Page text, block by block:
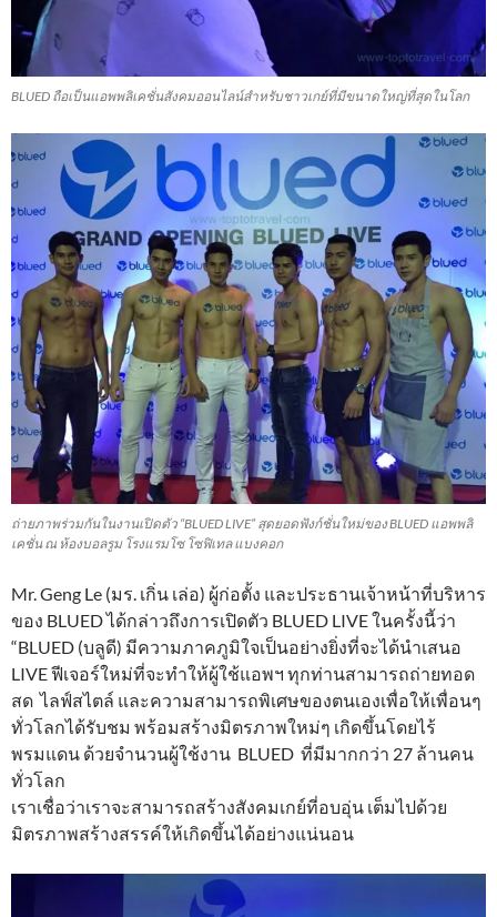
BLUED ถือเป็นแอพพลิเคชั่นสังคมออนไลน์สำหรับชาวเกย์ที่มีขนาดใหญ่ที่สุดในโลก
ถ่ายภาพร่วมกันในงานเปิดตัว “BLUED LIVE” สุดยอดฟังก์ชั่นใหม่ของ BLUED แอพพลิ
เคชั่น ณ ห้องบอลรูม โรงแรมโซ โซฟิเทล แบงคอก
Mr. Geng Le (มร. เกิ่น เล่อ) ผู้ก่อตั้ง และประธานเจ้าหน้าที่บริหาร
ของ BLUED ได้กล่าวถึงการเปิดตัว BLUED LIVE ในครั้งนี้ว่า
“BLUED (บลูดี) มีความภาคภูมิใจเป็นอย่างยิ่งที่จะได้นำเสนอ
LIVE ฟีเจอร์ใหม่ที่จะทำให้ผู้ใช้แอพฯ ทุกท่านสามารถถ่ายทอด
สด ไลฟ์สไตล์ และความสามารถพิเศษของตนเองเพื่อให้เพื่อนๆ
ทั่วโลกได้รับชม พร้อมสร้างมิตรภาพใหม่ๆ เกิดขึ้นโดยไร้
พรมแดน ด้วยจำนวนผู้ใช้งาน BLUED ที่มีมากกว่า 27 ล้านคน
ทั่วโลก
เราเชื่อว่าเราจะสามารถสร้างสังคมเกย์ที่อบอุ่น เต็มไปด้วย
มิตรภาพสร้างสรรค์ให้เกิดขึ้นได้อย่างแน่นอน